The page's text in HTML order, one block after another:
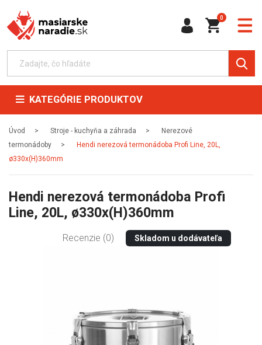
0
KATEGÓRIE PRODUKTOV
Úvod Stroje - kuchyňa a záhrada
Nerezové
termonádoby
Hendi nerezová termonádoba Profi Line, 20L,
ø330x(H)360mm
Hendi nerezová termonádoba Profi
Line, 20L, ø330x(H)360mm
Recenzie (0) Skladom u dodávateľa